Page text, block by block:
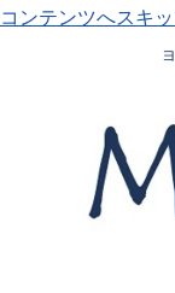
コンテンツへスキ